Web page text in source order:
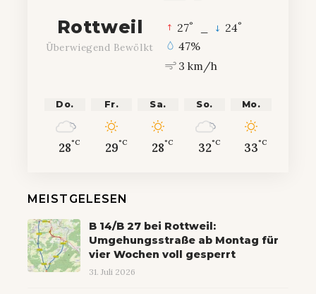
Rottweil
Überwiegend Bewölkt
27° 24°
47%
3 km/h
Do.
28°C
Fr.
29°C
Sa.
28°C
So.
32°C
Mo.
33°C
MEISTGELESEN
B 14/B 27 bei Rottweil:
Umgehungsstraße ab Montag für
vier Wochen voll gesperrt
31. Juli 2026